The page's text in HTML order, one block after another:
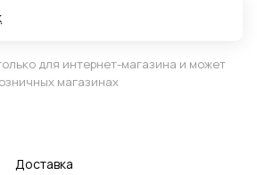
для интернет-магазина и может
магазинах
Доставка